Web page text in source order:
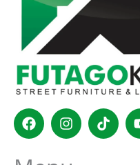
FacebookInstagram